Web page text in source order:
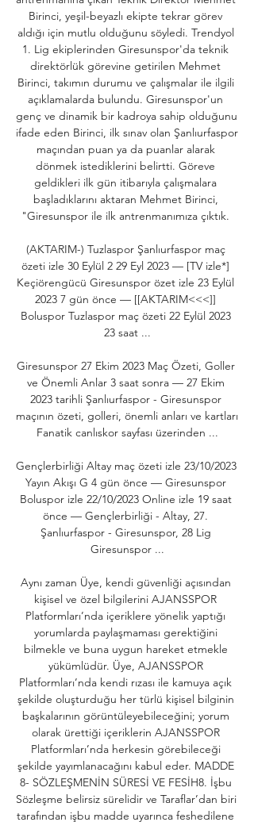
Birinci, yeşil-beyazlı ekipte tekrar görev
aldığı için mutlu olduğunu söyledi. Trendyol
1. Lig ekiplerinden Giresunspor'da teknik
direktörlük görevine getirilen Mehmet
Birinci, takımın durumu ve çalışmalar ile ilgili
açıklamalarda bulundu. Giresunspor'un
genç ve dinamik bir kadroya sahip olduğunu
ifade eden Birinci, ilk sınav olan Şanlıurfaspor
maçından puan ya da puanlar alarak
dönmek istediklerini belirtti. Göreve
geldikleri ilk gün itibarıyla çalışmalara
başladıklarını aktaran Mehmet Birinci,
"Giresunspor ile ilk antrenmanımıza çıktık.
(AKTARIM-) Tuzlaspor Şanlıurfaspor maç
özeti izle 30 Eylül 2 29 Eyl 2023 — [TV izle*]
Keçiörengücü Giresunspor özet izle 23 Eylül
2023 7 gün önce — [[AKTARIM<<<]]
Boluspor Tuzlaspor maç özeti 22 Eylül 2023
23 saat ...
Giresunspor 27 Ekim 2023 Maç Özeti, Goller
ve Önemli Anlar 3 saat sonra — 27 Ekim
2023 tarihli Şanlıurfaspor - Giresunspor
maçının özeti, golleri, önemli anları ve kartları
Fanatik canlıskor sayfası üzerinden ...
Gençlerbirliği Altay maç özeti izle 23/10/2023
Yayın Akışı G 4 gün önce — Giresunspor
Boluspor izle 22/10/2023 Online izle 19 saat
önce — Gençlerbirliği - Altay, 27.
Şanlıurfaspor - Giresunspor, 28 Lig
Giresunspor ...
Aynı zaman Üye, kendi güvenliği açısından
kişisel ve özel bilgilerini AJANSSPOR
Platformları’nda içeriklere yönelik yaptığı
yorumlarda paylaşmaması gerektiğini
bilmekle ve buna uygun hareket etmekle
yükümlüdür. Üye, AJANSSPOR
Platformları’nda kendi rızası ile kamuya açık
şekilde oluşturduğu her türlü kişisel bilginin
başkalarının görüntüleyebileceğini; yorum
olarak ürettiği içeriklerin AJANSSPOR
Platformları’nda herkesin görebileceği
şekilde yayımlanacağını kabul eder. MADDE
8- SÖZLEŞMENİN SÜRESİ VE FESİH8. İşbu
Sözleşme belirsiz sürelidir ve Taraflar’dan biri
tarafından işbu madde uyarınca feshedilene